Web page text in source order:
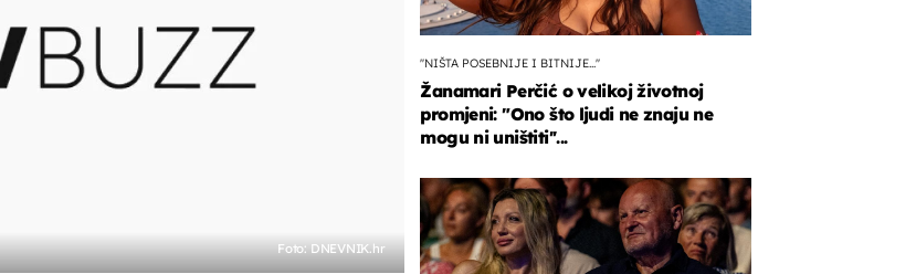
Foto: DNEVNIK.hr
''NIŠTA POSEBNIJE I BITNIJE...''
Žanamari Perčić o velikoj životnoj
promjeni: "Ono što ljudi ne znaju ne
mogu ni uništiti''...